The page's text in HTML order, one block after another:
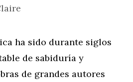
ha sido durante siglos
de sabiduría y
de grandes autores